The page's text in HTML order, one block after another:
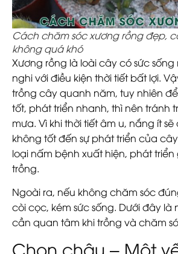
Cách chăm sóc xương rồng đẹp,
không quá khó
Xương rồng là loài cây có sức sống
nghi với điều kiện thời tiết bất lợi.
trồng cây quanh năm, tuy nhiên
tốt, phát triển nhanh, thì nên tránh
mưa. Vì khi thời tiết âm u, nắng ít
không tốt đến sự phát triển của
loại nấm bệnh xuất hiện, phát
trồng.
Ngoài ra, nếu không chăm sóc
còi cọc, kém sức sống. Dưới đây là
cần quan tâm khi trồng và chăm
Chọn chậu – Một